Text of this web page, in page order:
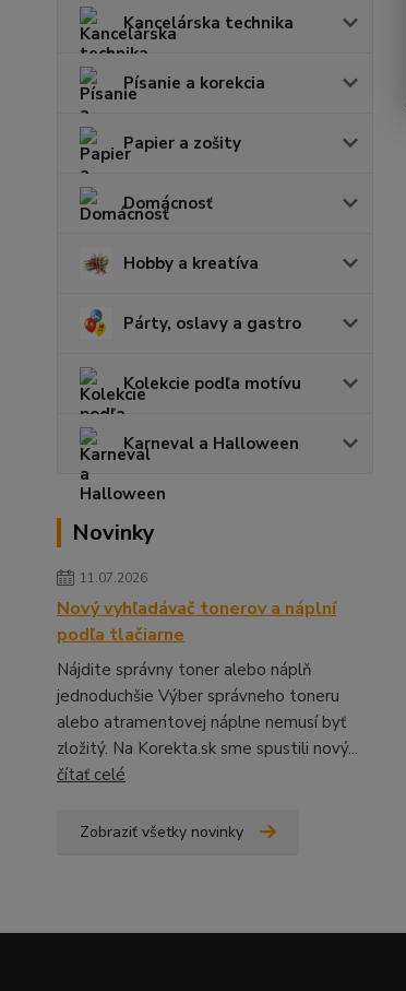
Kancelárska technika
Písanie a korekcia
Papier a zošity
Domácnosť
Hobby a kreatíva
Párty, oslavy a gastro
Kolekcie podľa motívu
Karneval a Halloween
Novinky
11.07.2026
Nový vyhľadávač tonerov a náplní
podľa tlačiarne
Nájdite správny toner alebo náplň
jednoduchšie Výber správneho toneru
alebo atramentovej náplne nemusí byť
zložitý. Na Korekta.sk sme spustili nový...
čítať celé
Zobraziť všetky novinky